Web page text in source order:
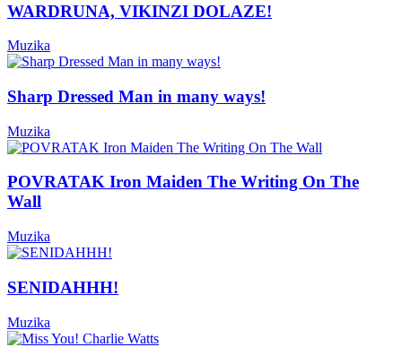
WARDRUNA, VIKINZI DOLAZE!
Muzika
Sharp Dressed Man in many ways!
Muzika
POVRATAK Iron Maiden The Writing On The
Wall
Muzika
SENIDAHHH!
Muzika